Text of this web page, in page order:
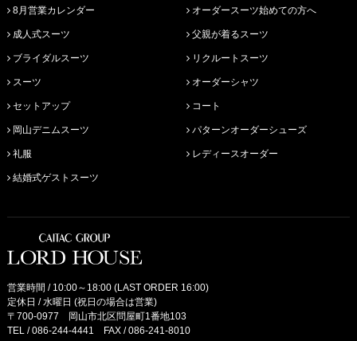
8月営業カレンダー
成人式スーツ
ブライダルスーツ
スーツ
セットアップ
岡山デニムスーツ
礼服
結婚式ゲストスーツ
オーダースーツ始めての方へ
父親が着るスーツ
リクルートスーツ
オーダーシャツ
コート
パターンオーダーシューズ
レディースオーダー
営業時間 / 10:00～18:00 (LAST ORDER 16:00)
定休日 / 水曜日 (祝日の場合は営業)
〒700-0977 岡山市北区問屋町1番地103
TEL /086-244-4441 FAX / 086-241-8010